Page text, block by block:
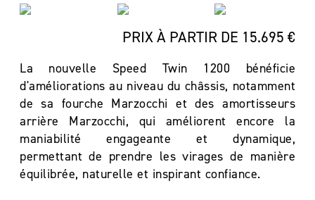
PRIX À PARTIR DE 15.695 €
La nouvelle Speed Twin 1200 bénéficie
d'améliorations au niveau du châssis, notamment
de sa fourche Marzocchi et des amortisseurs
arrière Marzocchi, qui améliorent encore la
maniabilité engageante et dynamique,
permettant de prendre les virages de manière
équilibrée, naturelle et inspirant confiance.